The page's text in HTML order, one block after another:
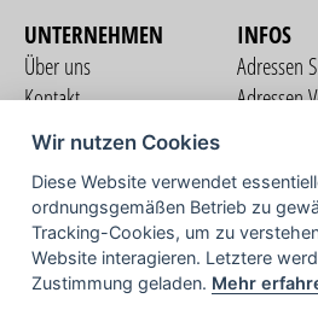
UNTERNEHMEN
Über uns
Kontakt
Nutzungsbedingungen
Datenschutzerklärung
Impressum
INFOS
Adressen
Adressen
Wir nutzen Cookies
Diese Website verwendet
ordnungsgemäßen Betrieb zu
Tracking-Cookies, um zu
Website interagieren. Letztere
Zustimmung geladen. Mehr